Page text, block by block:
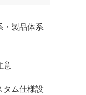
・製品体系
意
ム仕様設